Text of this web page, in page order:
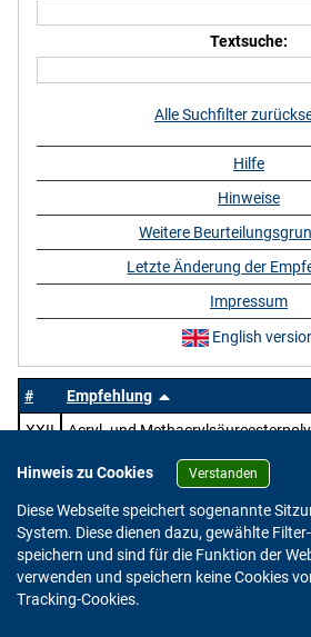
#
Empfehlung
XXII
Acryl- und
Polymerisaten
Textsuche:
Alle Suchfilter
Hilfe
Hinweise
Weitere
Letzte Änderung der
Impressum
English
Hinweis zu Cookies Verstanden
Diese Webseite speichert sogenannte
System. Diese dienen dazu, gewählte
speichern und sind für die Funktion der
verwenden und speichern keine Cookies
Tracking-Cookies.